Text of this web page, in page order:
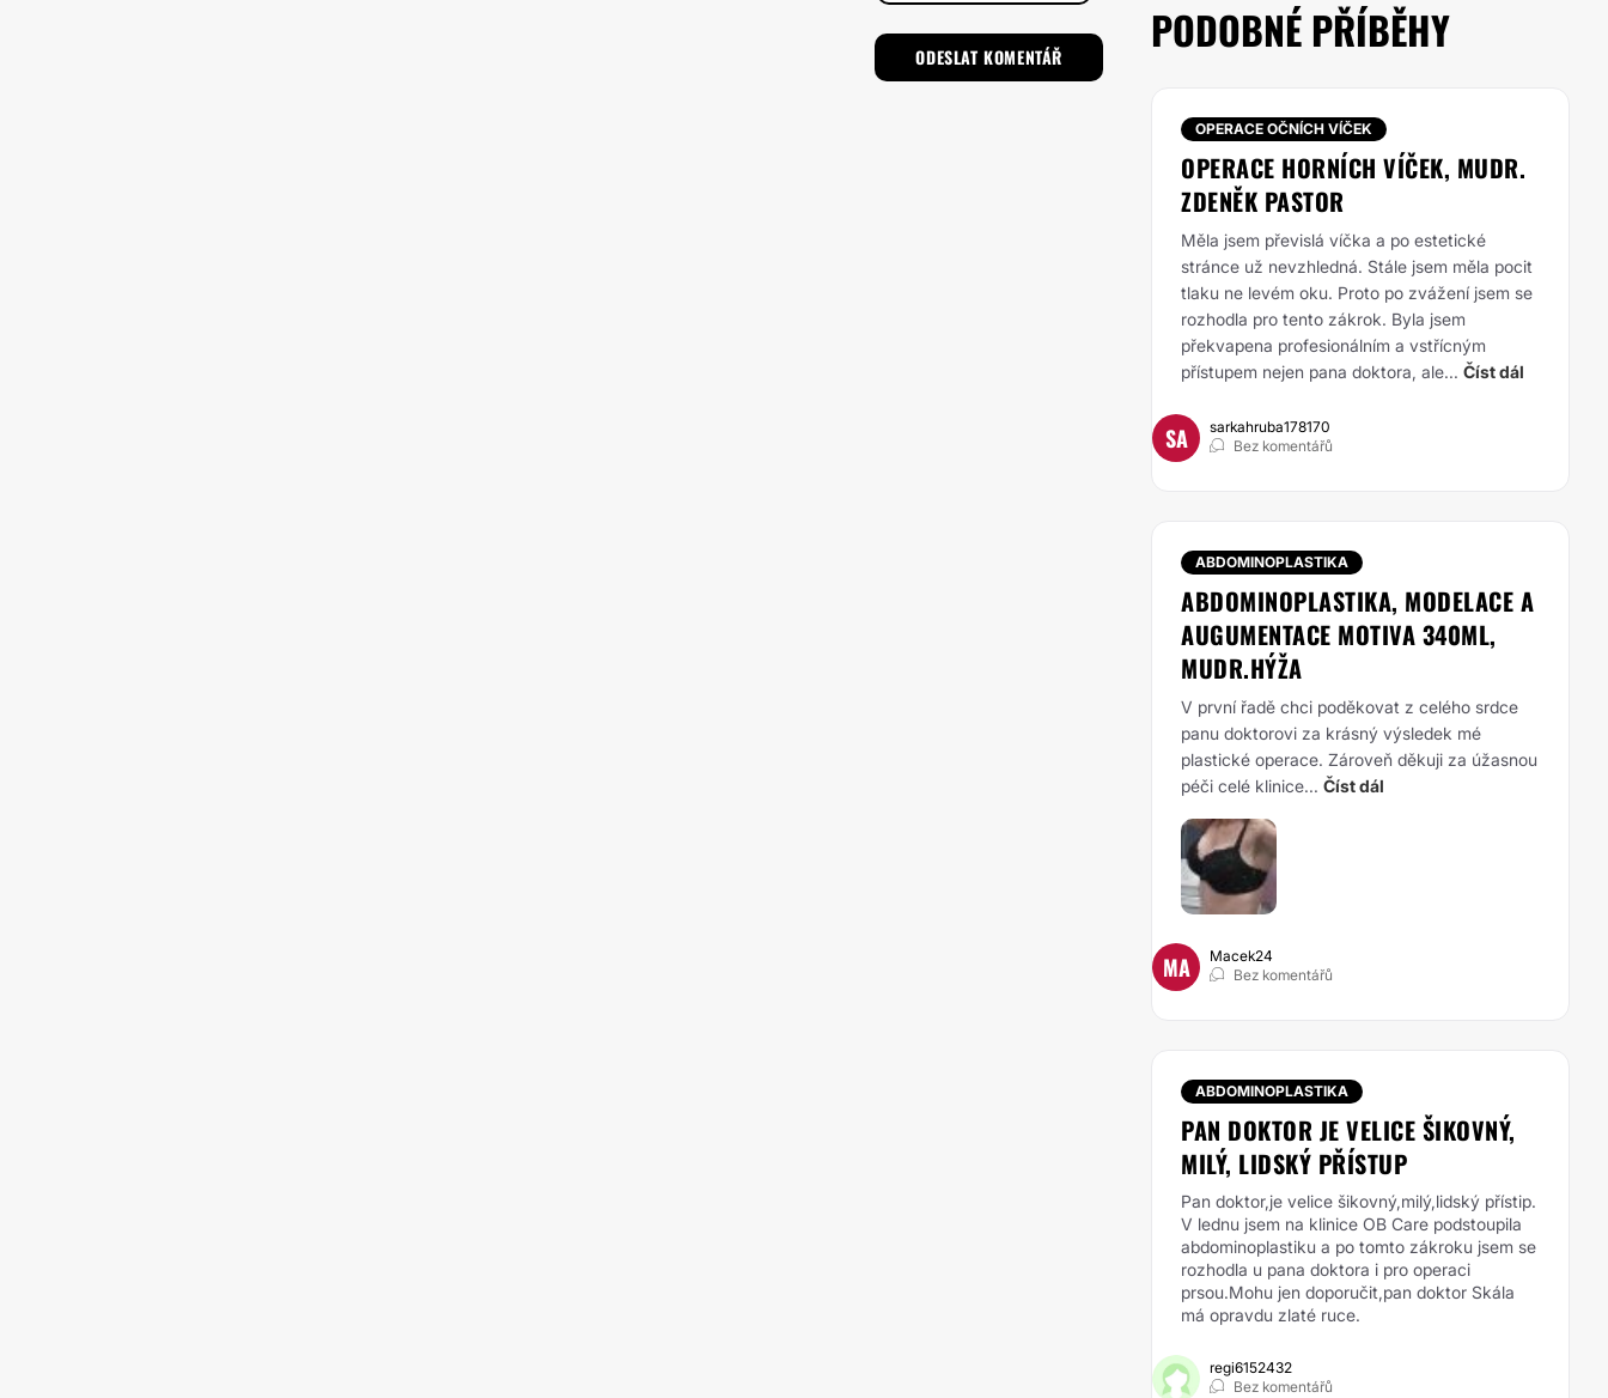
PODOBNÉ PŘÍBĚHY
OPERACE OČNÍCH VÍČEK
OPERACE HORNÍCH VÍČEK, MUDR.
ZDENĚK PASTOR
Měla jsem převislá víčka a po estetické
stránce už nevzhledná. Stále jsem měla pocit
tlaku ne levém oku. Proto po zvážení jsem se
rozhodla pro tento zákrok. Byla jsem
překvapena profesionálním a vstřícným
přístupem nejen pana doktora, ale... Číst dál
SA
sarkahruba178170
Bez komentářů
ABDOMINOPLASTIKA
ABDOMINOPLASTIKA, MODELACE A
AUGUMENTACE MOTIVA 340ML,
MUDR.HÝŽA
V první řadě chci poděkovat z celého srdce
panu doktorovi za krásný výsledek mé
plastické operace. Zároveň děkuji za úžasnou
péči celé klinice... Číst dál
MA
Macek24
Bez komentářů
ABDOMINOPLASTIKA
PAN DOKTOR JE VELICE ŠIKOVNÝ,
MILÝ, LIDSKÝ PŘÍSTUP
Pan doktor,je velice šikovný,milý,lidský přístip.
V lednu jsem na klinice OB Care podstoupila
abdominoplastiku a po tomto zákroku jsem se
rozhodla u pana doktora i pro operaci
prsou.Mohu jen doporučit,pan doktor Skála
má opravdu zlaté ruce.
regi6152432
Bez komentářů